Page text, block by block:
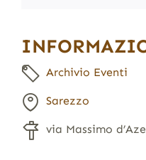
Archivio Eventi
Sarezzo
via Massimo